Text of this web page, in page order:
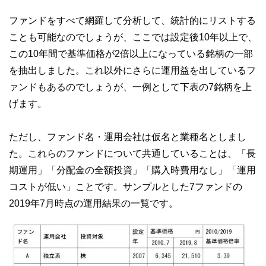
ファンドをすべて網羅して分析して、統計的にリストする
ことも可能なのでしょうが、ここでは設定後10年以上で、
この10年間で基準価格が2倍以上になっている銘柄の一部
を抽出しました。これ以外にさらに運用益を出しているフ
ァンドもあるのでしょうが、一例として下表の7銘柄を上
げます。
ただし、ファンド名・運用会社は仮名と業種名としまし
た。これらのファンドについて共通していることは、「長
期運用」「分配金の全額投資」「購入時費用なし」「運用
コストが低い」ことです。サンプルとした7ファンドの
2019年7月時点の運用結果の一覧です。